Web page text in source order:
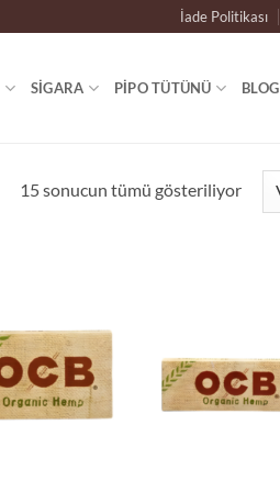
İade Politikası
SIGARA PIPO TÜTÜNÜ BLOG
15 sonucun tümü gösteriliyor